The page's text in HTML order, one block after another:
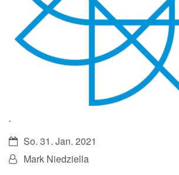
.
Datum:So. 31. Jan. 2021
Von:Mark Niedziella